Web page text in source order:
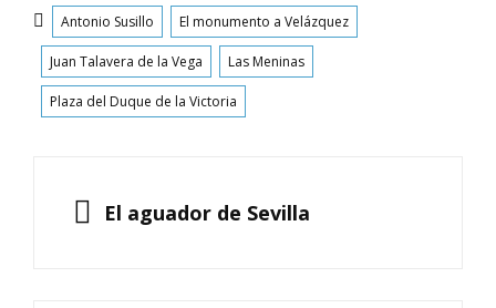
Etiquetas
Antonio Susillo El monumento a Velázquez
Juan Talavera de la Vega Las Meninas
Plaza del Duque de la Victoria
ANTERIOR
El aguador de Sevilla